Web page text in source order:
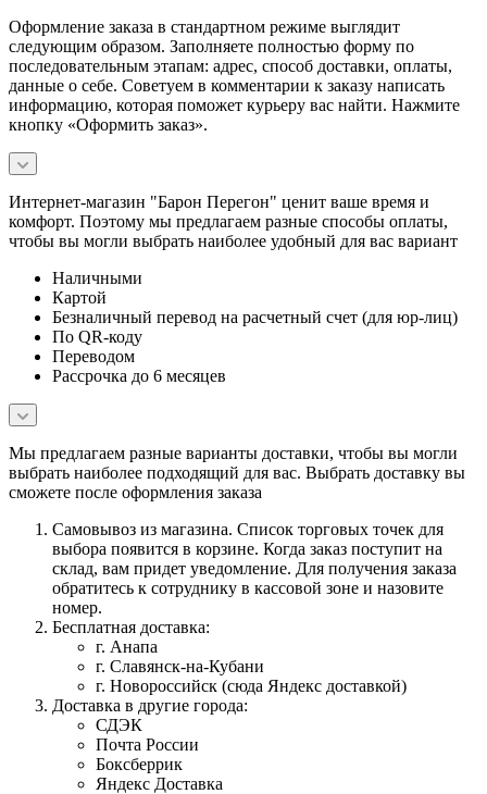
Оформление заказа в стандартном режиме выглядит
следующим образом. Заполняете полностью форму по
последовательным этапам: адрес, способ доставки, оплаты,
данные о себе. Советуем в комментарии к заказу написать
информацию, которая поможет курьеру вас найти. Нажмите
кнопку «Оформить заказ».
Интернет-магазин "Барон Перегон" ценит ваше время и
комфорт. Поэтому мы предлагаем разные способы оплаты,
чтобы вы могли выбрать наиболее удобный для вас вариант
Наличными
Картой
Безналичный перевод на расчетный счет (для юр-лиц)
По QR-коду
Переводом
Рассрочка до 6 месяцев
Мы предлагаем разные варианты доставки, чтобы вы могли
выбрать наиболее подходящий для вас. Выбрать доставку вы
сможете после оформления заказа
Самовывоз из магазина. Список торговых точек для
выбора появится в корзине. Когда заказ поступит на
склад, вам придет уведомление. Для получения заказа
обратитесь к сотруднику в кассовой зоне и назовите
номер.
Бесплатная доставка:
г. Анапа
г. Славянск-на-Кубани
г. Новороссийск (сюда Яндекс доставкой)
Доставка в другие города:
СДЭК
Почта России
Боксберрик
Яндекс Доставка